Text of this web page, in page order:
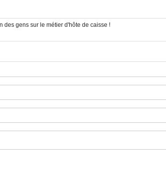
des gens sur le métier d'hôte de caisse !